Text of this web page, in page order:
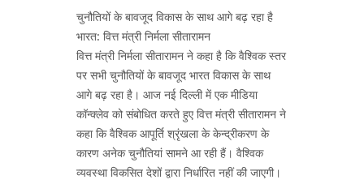
चुनौतियों के बावजूद विकास के साथ आगे बढ़ रहा है
भारत: वित्त मंत्री निर्मला सीतारामन
वित्त मंत्री निर्मला सीतारामन ने कहा है कि वैश्विक स्तर
पर सभी चुनौतियों के बावजूद भारत विकास के साथ
आगे बढ़ रहा है। आज नई दिल्ली में एक मीडिया
कॉन्क्लेव को संबोधित करते हुए वित्त मंत्री सीतारामन ने
कहा कि वैश्विक आपूर्ति श्रृंखला के केन्‍द्रीकरण के
कारण अनेक चुनौतियां सामने आ रही हैं। वैश्विक
व्यवस्था विकसित देशों द्वारा निर्धारित नहीं की जाएगी।